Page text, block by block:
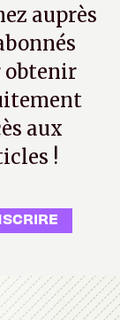
auprès
obtenir
aux
!